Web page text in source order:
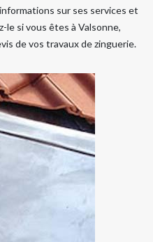
sur ses services et
si vous êtes à Valsonne,
de vos travaux de zinguerie.